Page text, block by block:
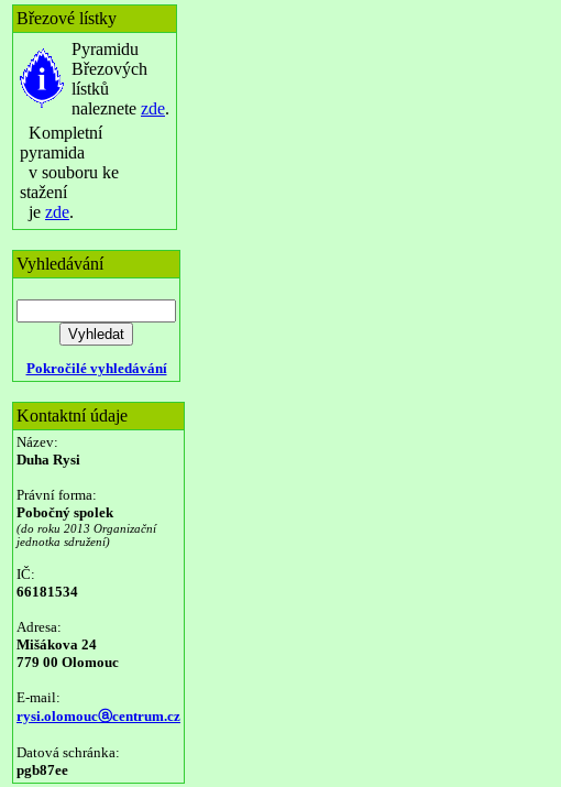
Březové lístky
Pyramidu
Březových
lístků
naleznete zde.
Kompletní
pyramida
v souboru ke
stažení
je zde.
Vyhledávání
Pokročilé vyhledávání
Kontaktní údaje
Název:
Duha Rysi
Právní forma:
Pobočný spolek
(do roku 2013 Organizační
jednotka sdružení)
IČ:
66181534
Adresa:
Mišákova 24
779 00 Olomouc
E-mail:
rysi.olomoucⓐcentrum.cz
Datová schránka:
pgb87ee